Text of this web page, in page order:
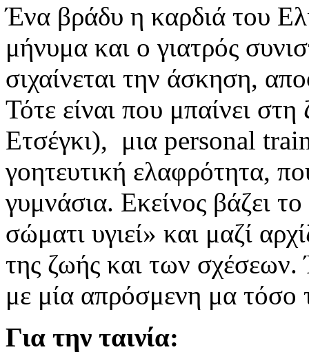
Ένα βράδυ η καρδιά του
μήνυμα και ο γιατρός
σιχαίνεται την άσκηση,
Τότε είναι που μπαίνει
Ετσέγκι), μια personal
γοητευτική ελαφρότητα,
γυμνάσια. Εκείνος βάζει
σώματι υγιεί» και μαζί
της ζωής και των σχέσεων.
με μία απρόσμενη μα τόσο
Για την ταινία: